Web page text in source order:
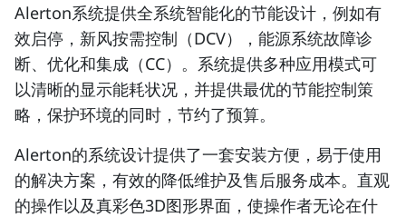
Alerton系统提供全系统智能化的节能设计，例如有
效启停，新风按需控制（DCV），能源系统故障诊
断、优化和集成（CC）。系统提供多种应用模式可
以清晰的显示能耗状况，并提供最优的节能控制策
略，保护环境的同时，节约了预算。
Alerton的系统设计提供了一套安装方便，易于使用
的解决方案，有效的降低维护及售后服务成本。直观
的操作以及真彩色3D图形界面，使操作者无论在什